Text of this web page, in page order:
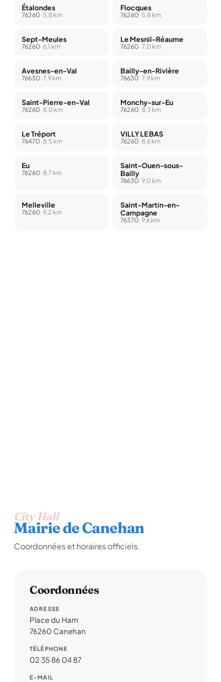
Étalondes
76260· 5,8 km
Flocques
76260· 5,8 km
Sept-Meules
76260· 6,1 km
Le Mesnil-Réaume
76260· 7,0 km
Avesnes-en-Val
76630· 7,9 km
Bailly-en-Rivière
76630· 7,9 km
Saint-Pierre-en-Val
76260· 8,0 km
Monchy-sur-Eu
76260· 8,3 km
Le Tréport
76470· 8,5 km
VILLY LE BAS
76260· 8,6 km
Eu
76260· 8,7 km
Saint-Ouen-sous-
Bailly
76630· 9,0 km
Melleville
76260· 9,2 km
Saint-Martin-en-
Campagne
76370· 9,6 km
City Hall
Mairie de Canehan
Coordonnées et horaires officiels.
Coordonnées
ADRESSE
Place du Ham
76260 Canehan
TÉLÉPHONE
02 35 86 04 87
E-MAIL